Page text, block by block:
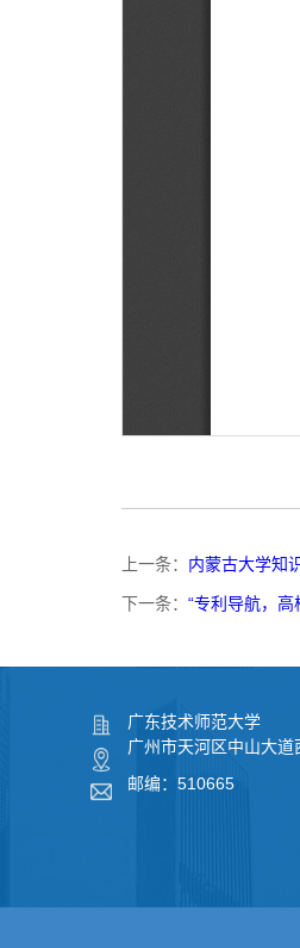
上一条： 内蒙古大学知
下一条： “专利导航，
广东技术师范大学
广州市天河区中山大道
邮编：510665